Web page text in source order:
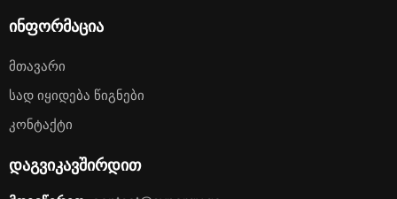
ინფორმაცია
Მთავარი
Სად Იყიდება Წიგნები
Კონტაქტი
დაგვიკავშირდით